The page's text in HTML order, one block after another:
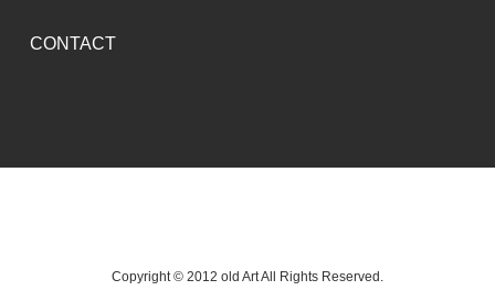
CONTACT
Copyright © 2012 old Art All Rights Reserved.